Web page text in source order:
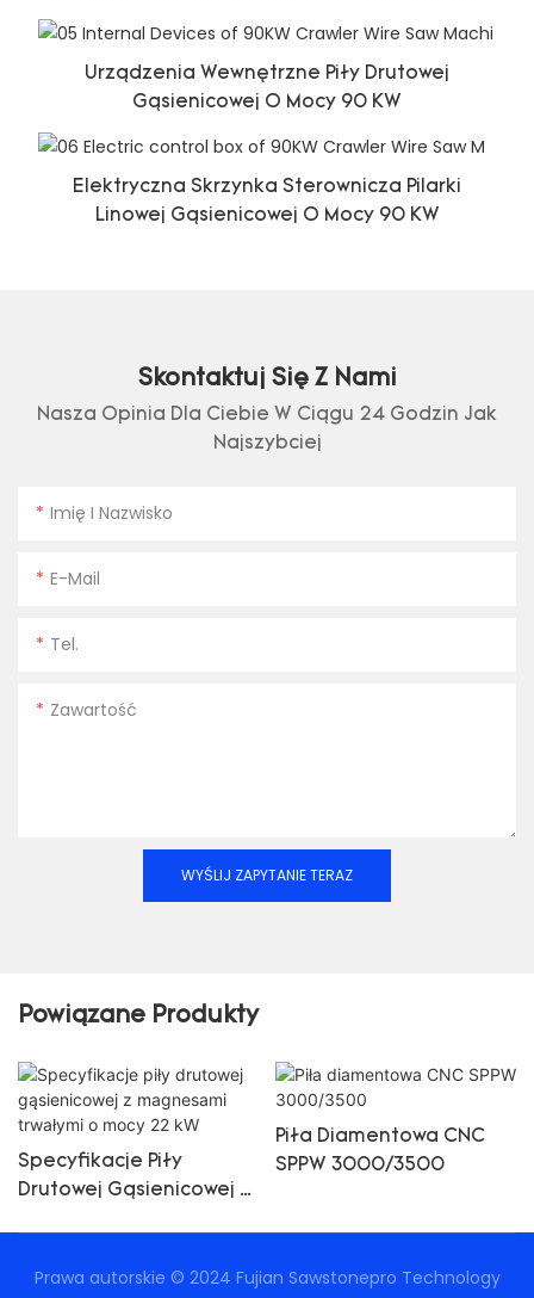
Urządzenia Wewnętrzne Piły Drutowej
Gąsienicowej O Mocy 90 KW
Elektryczna Skrzynka Sterownicza Pilarki
Linowej Gąsienicowej O Mocy 90 KW
Skontaktuj Się Z Nami
Nasza Opinia Dla Ciebie W Ciągu 24 Godzin Jak
Najszybciej
Imię I Nazwisko
E-Mail
Tel.
Zawartość
WYŚLIJ ZAPYTANIE TERAZ
Powiązane Produkty
Specyfikacje Piły
Drutowej Gąsienicowej Z
Piła Diamentowa CNC
SPPW 3000/3500
Prawa autorskie © 2024 Fujian Sawstonepro Technology